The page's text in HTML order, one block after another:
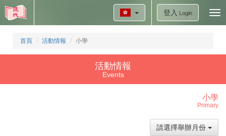
登入 Login
首頁 活動情報 小學
活動情報
Events
小學
Primary
請選擇舉辦月份